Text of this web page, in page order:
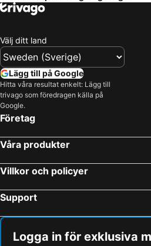
Välj ditt land
Lägg till på Google
Hitta våra resultat enkelt: Lägg till
trivago som föredragen källa på
Google.
Företag
Våra produkter
Villkor och policyer
Support
Logga in för exklusiva